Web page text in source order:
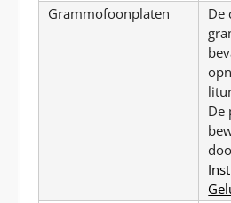
Grammofoonplaten
De
De